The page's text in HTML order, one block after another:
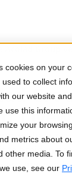
cookies on your
to collect
our website
use this
your
metrics about
other media. To
use, see our
precisie
overal
jasje
klanten
content
Acolad Group
zet haar
te breiden
van